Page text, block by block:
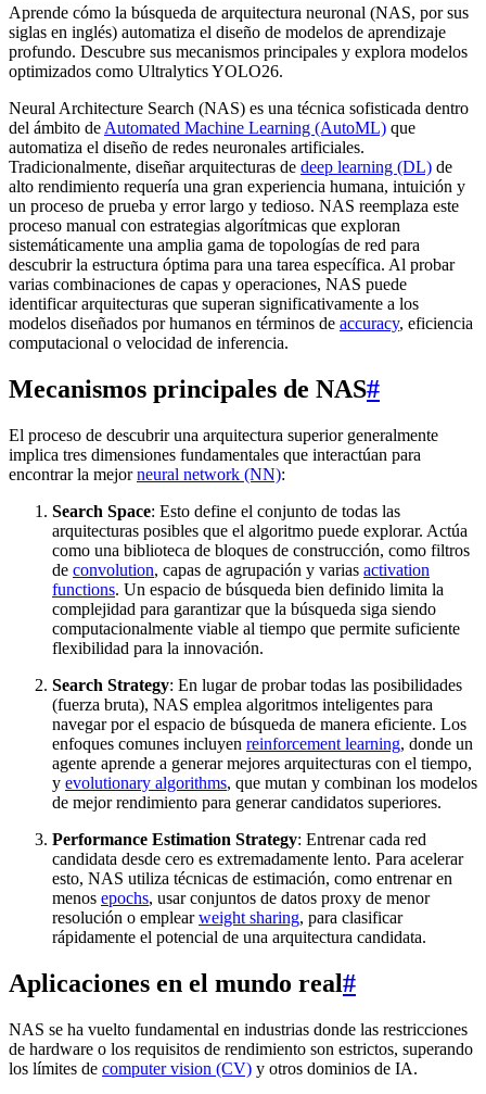
Aprende cómo la búsqueda de arquitectura neuronal (NAS, por sus
siglas en inglés) automatiza el diseño de modelos de aprendizaje
profundo. Descubre sus mecanismos principales y explora modelos
optimizados como Ultralytics YOLO26.
Neural Architecture Search (NAS) es una técnica sofisticada dentro
del ámbito de Automated Machine Learning (AutoML) que
automatiza el diseño de redes neuronales artificiales.
Tradicionalmente, diseñar arquitecturas de deep learning (DL) de
alto rendimiento requería una gran experiencia humana, intuición y
un proceso de prueba y error largo y tedioso. NAS reemplaza este
proceso manual con estrategias algorítmicas que exploran
sistemáticamente una amplia gama de topologías de red para
descubrir la estructura óptima para una tarea específica. Al probar
varias combinaciones de capas y operaciones, NAS puede
identificar arquitecturas que superan significativamente a los
modelos diseñados por humanos en términos de accuracy, eficiencia
computacional o velocidad de inferencia.
Mecanismos principales de NAS#
El proceso de descubrir una arquitectura superior generalmente
implica tres dimensiones fundamentales que interactúan para
encontrar la mejorneural network (NN):
Search Space: Esto define el conjunto de todas las
arquitecturas posibles que el algoritmo puede explorar. Actúa
como una biblioteca de bloques de construcción, como filtros
de convolution, capas de agrupación y varias activation
functions. Un espacio de búsqueda bien definido limita la
complejidad para garantizar que la búsqueda siga siendo
computacionalmente viable al tiempo que permite suficiente
flexibilidad para la innovación.
Search Strategy: En lugar de probar todas las posibilidades
(fuerza bruta), NAS emplea algoritmos inteligentes para
navegar por el espacio de búsqueda de manera eficiente. Los
enfoques comunes incluyen reinforcement learning, donde un
agente aprende a generar mejores arquitecturas con el tiempo,
y evolutionary algorithms, que mutan y combinan los modelos
de mejor rendimiento para generar candidatos superiores.
Performance Estimation Strategy: Entrenar cada red
candidata desde cero es extremadamente lento. Para acelerar
esto, NAS utiliza técnicas de estimación, como entrenar en
menos epochs, usar conjuntos de datos proxy de menor
resolución o emplearweight sharing, para clasificar
rápidamente el potencial de una arquitectura candidata.
Aplicaciones en el mundo real#
NAS se ha vuelto fundamental en industrias donde las restricciones
de hardware o los requisitos de rendimiento son estrictos, superando
los límites de computer vision (CV) y otros dominios de IA.